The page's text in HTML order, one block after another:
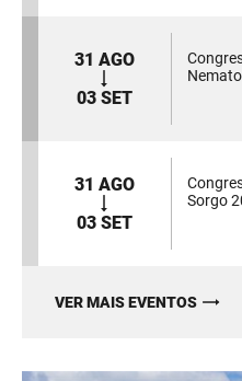
31 AGO
03 SET
31 AGO
03 SET
Sorgo
VER MAIS EVENTOS